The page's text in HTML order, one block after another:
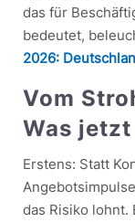
das für
bedeutet,
2026:
Vom
Was
Erstens: Statt
das Risiko